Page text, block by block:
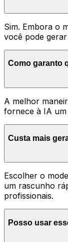
Sim. Embora o
você pode
Como garanto
A melhor
fornece à IA um
Custa mais
Escolher o
um rascunho
profissionais.
Posso usar